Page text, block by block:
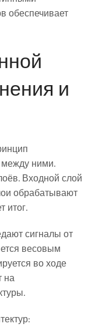
обеспечивает
и
между ними.
Входной слой
обрабатывают
итог.
сигналы от
весовым
во ходе
на